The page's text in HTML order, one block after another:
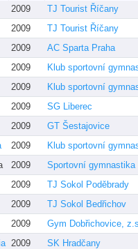
2009
TJ Tourist Říčany
2009
TJ Tourist Říčany
2009
AC Sparta Praha
2009
Klub sportovní
2009
Klub sportovní
2009
SG Liberec
2009
GT Šestajovice
2009
Klub sportovní
2009
Sportovní gymnastika
2009
TJ Sokol Poděbrady
2009
TJ Sokol Bedřichov
2009
Gym Dobřichovice,
2009
SK Hradčany